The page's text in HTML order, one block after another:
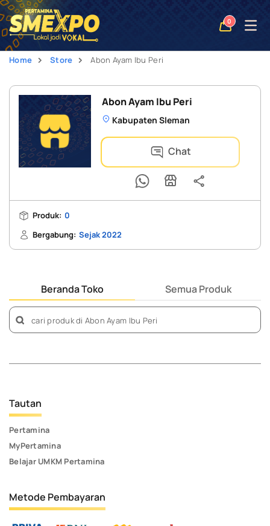
0
Open
Home Store Abon Ayam Ibu Peri
Abon Ayam Ibu Peri
Kabupaten Sleman
Chat
Produk: 0
Bergabung: Sejak 2022
Beranda Toko Semua Produk
Tautan
Pertamina
MyPertamina
Belajar UMKM Pertamina
Metode Pembayaran